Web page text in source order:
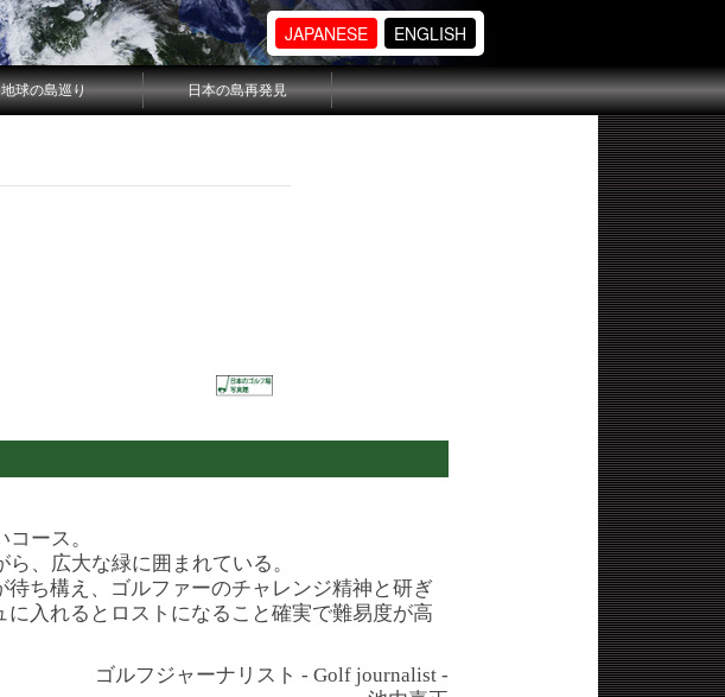
JAPANESE ENGLISH
地球の島巡り 日本の島再発見
ース。
、広大な緑に囲まれている。
ち構え、ゴルファーのチャレンジ精神と研ぎ
入れるとロストになること確実で難易度が高
ゴルフジャーナリスト - Golf journalist -